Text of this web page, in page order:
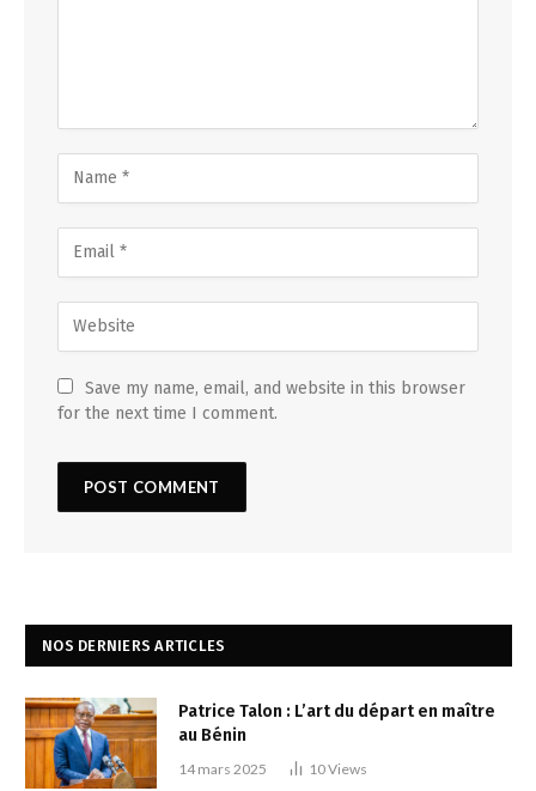
Save my name, email, and website in this browser
for the next time I comment.
NOS DERNIERS ARTICLES
Patrice Talon : L’art du départ en maître
au Bénin
14 mars 2025 10Views